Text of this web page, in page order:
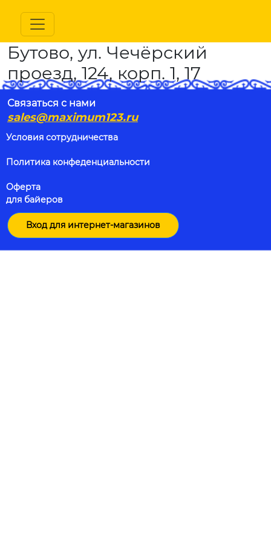
Бутово, ул. Чечёрский
проезд, 124, корп. 1, 17
Связаться с нами
sales@maximum123.ru
Условия сотрудничества
Политика конфеденциальности
Оферта
для байеров
Вход для интернет-магазинов